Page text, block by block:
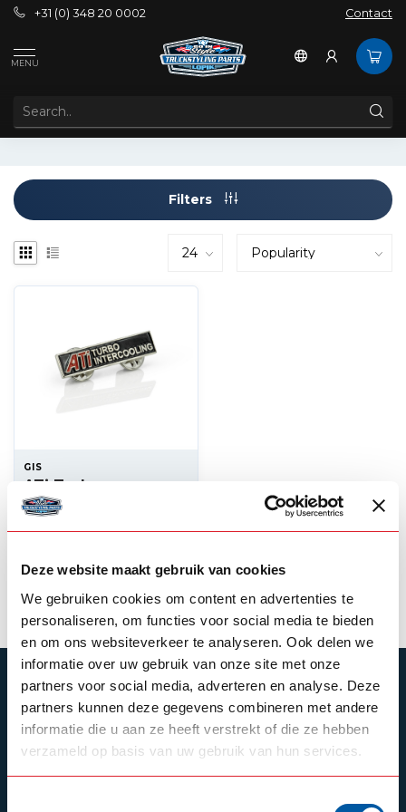
Deze website maakt gebruik van cookies
We gebruiken cookies om content en advertenties te
personaliseren, om functies voor social media te bieden
en om ons websiteverkeer te analyseren. Ook delen we
informatie over uw gebruik van onze site met onze
partners voor social media, adverteren en analyse. Deze
partners kunnen deze gegevens combineren met andere
informatie die u aan ze heeft verstrekt of die ze hebben
verzameld op basis van uw gebruik van hun services.
+31 (0) 348 20 0002 Contact
MENU
Filters
GIS
ATi Turbo
intercooling Pin
SUBSCRIBE TO OUR NEWSLETTER
Stay up to date with our latest offers